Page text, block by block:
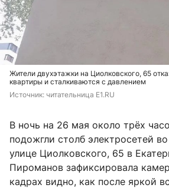
Жители двухэтажки на Циолковского, 65
квартиры и сталкиваются с давлением
Источник: читательница E1.RU
В ночь на 26 мая около трёх
подожгли столб электросетей
улице Циолковского, 65 в
Пироманов зафиксировала
кадрах видно, как после яркой